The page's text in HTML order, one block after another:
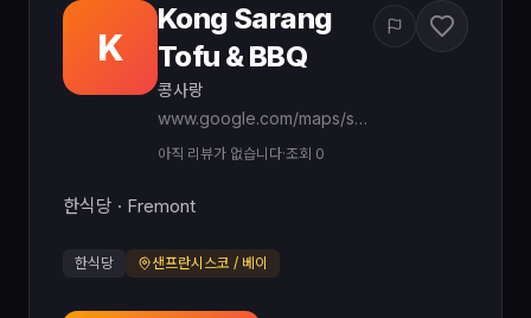
K
Kong Sarang
Tofu & BBQ
콩사랑
www.google.com/maps/search/?api=1&query=Kong%20Sarang%20Tofu%20BBQ%20Fremont%20CA
아직 리뷰가 없습니다·조회 0
한식당 · Fremont
한식당 샌프란시스코 / 베이